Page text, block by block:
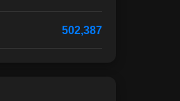
502,387